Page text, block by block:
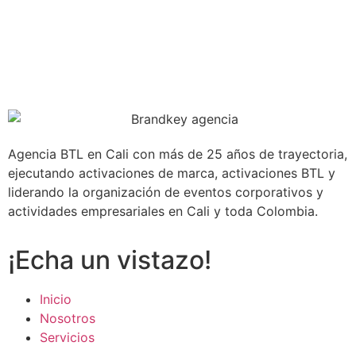
Agencia BTL en Cali con más de 25 años de trayectoria,
ejecutando activaciones de marca, activaciones BTL y
liderando la organización de eventos corporativos y
actividades empresariales en Cali y toda Colombia.
¡Echa un vistazo!
Inicio
Nosotros
Servicios